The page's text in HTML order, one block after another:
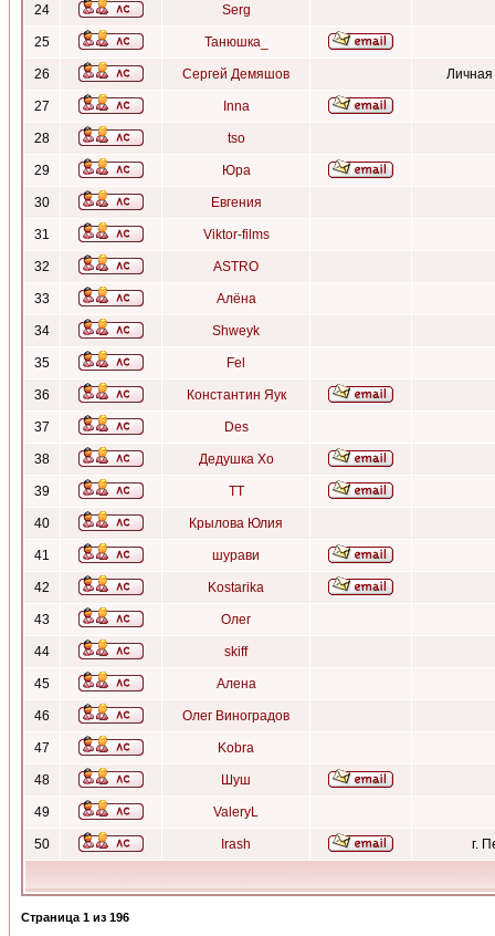
24 Serg
25 Танюшка_
26 Сергей Демяшов Личная
27 Inna
28 tso
29 Юра
30 Евгения
31 Viktor-films
32 ASTRO
33 Алёна
34 Shweyk
35 Fel
36 Константин Яук
37 Des
38 Дедушка Хо
39 ТТ
40 Крылова Юлия
41 шурави
42 Kostarika
43 Олег
44 skiff
45 Алена
46 Олег Виноградов
47 Kobra
48 Шуш
49 ValeryL
50 Irash г.
Страница 1 из 196